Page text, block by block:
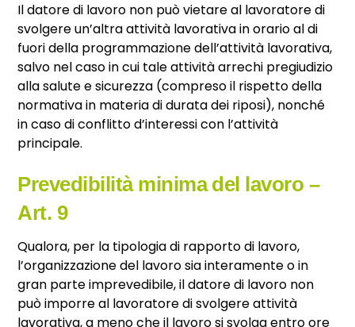
Il datore di lavoro non può vietare al lavoratore di
svolgere un’altra attività lavorativa in orario al di
fuori della programmazione dell’attività lavorativa,
salvo nel caso in cui tale attività arrechi pregiudizio
alla salute e sicurezza (compreso il rispetto della
normativa in materia di durata dei riposi), nonché
in caso di conflitto d’interessi con l’attività
principale.
Prevedibilità minima del lavoro –
Art. 9
Qualora, per la tipologia di rapporto di lavoro,
l’organizzazione del lavoro sia interamente o in
gran parte imprevedibile, il datore di lavoro non
può imporre al lavoratore di svolgere attività
lavorativa, a meno che il lavoro si svolga entro ore